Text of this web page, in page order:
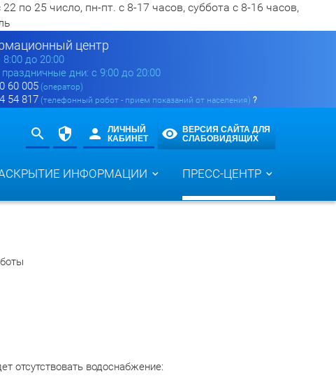
по 25 число, пн-пт. с 8-17 часов, суббота с 8-16 часов,
центр
8:00 до 20:00
праздничные дни: с 9:00 до 20:00
60 005 (оператор)
54 817 (телефонный робот - прием показаний от населения) ?
ЛИЧНЫЙ
КАБИНЕТ
ВЕРСИЯ САЙТА ДЛЯ
СЛАБОВИДЯЩИХ
ИНФОРМАЦИИ ПРЕСС-ЦЕНТР
отсутствовать водоснабжение: